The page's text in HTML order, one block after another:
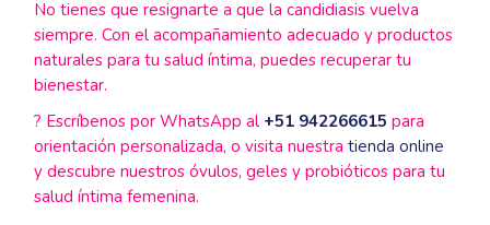
No tienes que resignarte a que la candidiasis vuelva
siempre. Con el acompañamiento adecuado y productos
naturales para tu salud íntima, puedes recuperar tu
bienestar.
? Escríbenos por WhatsApp al +51 942266615 para
orientación personalizada, o visita nuestratienda online
y descubre nuestros óvulos, geles y probióticos para tu
salud íntima femenina.